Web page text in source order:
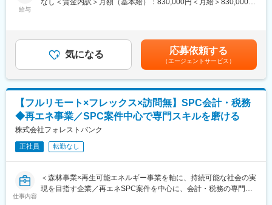
の立案・実行、および売上目標達成の推進
・大学・医療機関・研究機関を中心とした重点顧客の深耕ならび
・顧客訪問や商談同行を通じた営業活動支援とクロージング推進
・Salesforce（SFDC）を活用したデータドリブンな営業活動の推
進
・営業プロセスの定着・運用による組織の営業実行力強化
・メンバー（2名程度）の育成・マネジメント、およびメンタリン
グの実施
・代理店・パートナー企業との連携を通じた販売チャネルの強化
【企業の特徴】
給与
なし＜賃金内訳＞月額（基本給）：830,000円＜月給＞830,000円
選考を通じて上下する可能性があります。月給(月額)は固定手当を
含めた表記です。
気になる 応募依頼する
（エージェントサービス）
【フルリモート×フレックス×訪問無】SPC会計・税務
◆再エネ事業／SPC案件中心で専門スキルを磨ける
株式会社フォレストバンク
正社員 転勤なし
仕事内容
＜森林事業×再生可能エネルギー事業を軸に、持続可能な社会の実
現を目指す企業／再エネSPC案件を中心に、会計・税務の専門性